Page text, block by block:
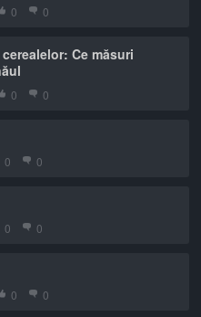
0 0
Ce măsuri
0 0
0 0
0 0
0 0